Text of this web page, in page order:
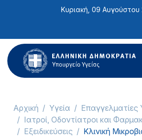
ιστότοπος
περιλαμβάνει
ένα
σύστημα
Κυριακή, 09 Αυγούστου
Αρχική Υγεία
Επαγγελματίες
Ιατροί, Οδοντίατροι και
Εξειδικεύσεις
Κλινική